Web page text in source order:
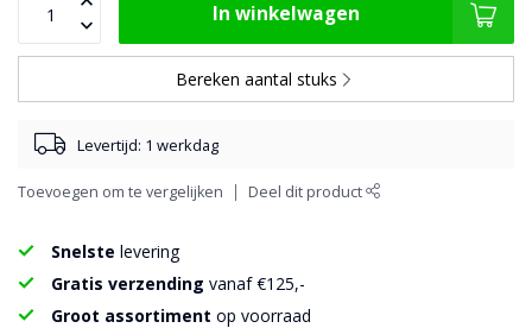
In winkelwagen
Bereken aantal stuks
Levertijd: 1 werkdag
Toevoegen om te vergelijken Deel dit product
Snelste levering
Gratis verzending vanaf €125,-
Groot assortiment op voorraad